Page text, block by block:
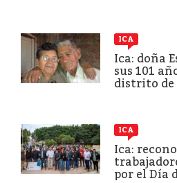
ICA
Ica: doña
sus 101
distrito de
ICA
Ica:
por el Día